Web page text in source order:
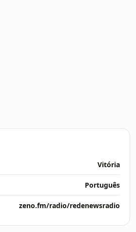
Vitória
Português
zeno.fm/radio/redenewsradio